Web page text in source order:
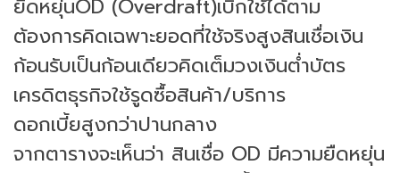
ยืดหยุ่นOD (Overdraft)เบิกใช้ได้ตาม
ต้องการคิดเฉพาะยอดที่ใช้จริงสูงสินเชื่อเงิน
ก้อนรับเป็นก้อนเดียวคิดเต็มวงเงินต่ำบัตร
เครดิตธุรกิจใช้รูดซื้อสินค้า/บริการ
ดอกเบี้ยสูงกว่าปานกลาง
จากตารางจะเห็นว่า สินเชื่อ OD มีความยืดหยุ่น